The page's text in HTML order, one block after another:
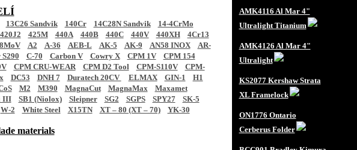
13C26 Sandvik 140Cr 14C28N Sandvik
14-4CrMo
420J2 425M 440A 440B 440C 440V 440XH
4Cr13
A2 A-36 AEB-L AK-5 AK-9 AN58 INOX
AR-
C-70 Carbon V Cowry X CPM 1V
CPM 154
CPM CRU-WEAR CPM D2 Tool CPM-S110V
CPM-
DC53 DNH 7 Duratech 20CV ELMAX GIN-1
H1
M2 M390 MagnaCut MagnaMax
Maxamet
III SB1 (Niolox) Sleipner SG2 SGPS SPY27
SK-5
W-2 White Steel X15TN XT – 80 (XT – 70)
YK-30
materials
AMK4116 Al Mar 4"
Ultralight Titanium
AMK4126 Al Mar 4"
Ultralight
KS2077 Kershaw Strata
XL Framelock
ON1776 Ontario
Cerberus Folder